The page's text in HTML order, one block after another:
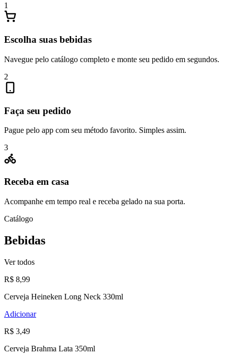
1
Escolha suas bebidas
Navegue pelo catálogo completo e monte seu pedido em segundos.
2
Faça seu pedido
Pague pelo app com seu método favorito. Simples assim.
3
Receba em casa
Acompanhe em tempo real e receba gelado na sua porta.
Catálogo
Bebidas
Ver todos
R$ 8,99
Cerveja Heineken Long Neck 330ml
Adicionar
R$ 3,49
Cerveja Brahma Lata 350ml